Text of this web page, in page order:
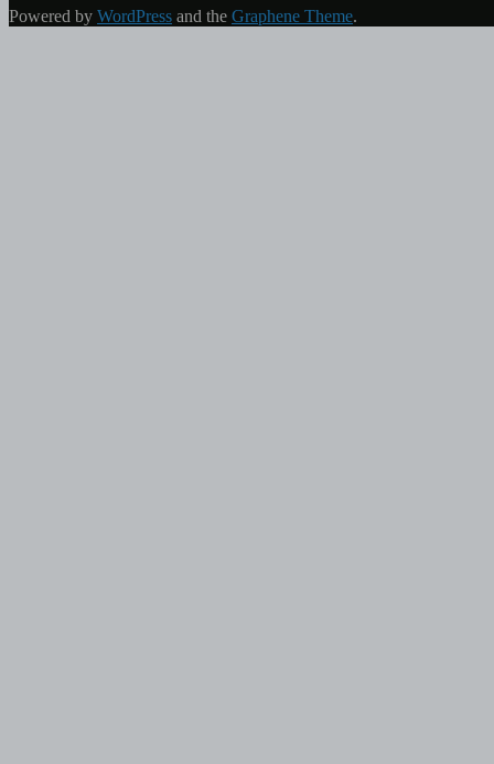
Powered by WordPress and the Graphene Theme.